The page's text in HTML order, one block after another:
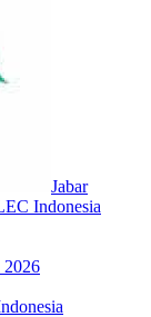
Jabar
Indonesia
2026